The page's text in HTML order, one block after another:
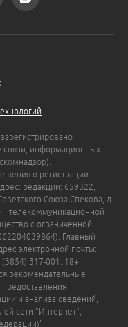
связи, информационных
о регистрации:
редакции: 659322,
Союза Спекова, д.
телекоммуникационной
с ограниченной
Главный
электронной почты:
(3854) 317-001. 18+
рекомендательные
и анализа сведений,
сети "Интернет",